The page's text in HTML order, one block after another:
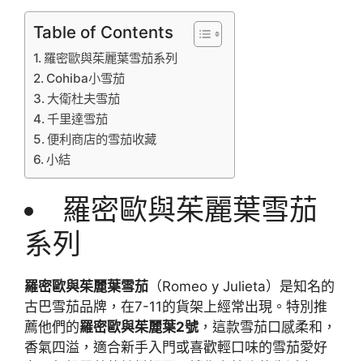
Table of Contents
羅密歐與茱麗葉雪茄系列
Cohiba小雪茄
大衛杜夫雪茄
千里達雪茄
便利商店的雪茄收藏
小結
羅密歐與茱麗葉雪茄
系列
羅密歐與茱麗葉雪茄 （Romeo y Julieta）是知名的
古巴雪茄品牌，在7-11的貨架上經常出現。特別推
薦他們的羅密歐與茱麗葉2號 ，這款雪茄口感柔和，
香氣四溢，適合新手入門或喜歡輕口味的雪茄愛好